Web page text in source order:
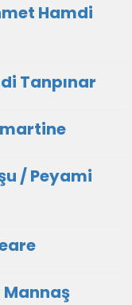
Hamdi
Tanpınar
/ Peyami